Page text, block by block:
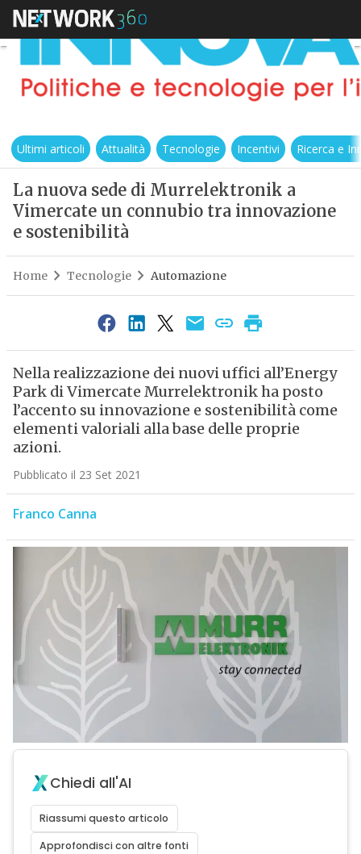
Ultimi articoli Attualità Tecnologie Incentivi Ricerca e
La nuova sede di Murrelektronik a
Vimercate un connubio tra innovazione
e sostenibilità
Home Tecnologie Automazione
Nella realizzazione dei nuovi uffici all’Energy
Park di Vimercate Murrelektronik ha posto
l’accento su innovazione e sostenibilità come
elementi valoriali alla base delle proprie
azioni.
Pubblicato il 23 Set 2021
Franco Canna
Chiedi all'AI
Riassumi questo articolo
Approfondisci con altre fonti